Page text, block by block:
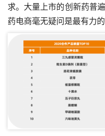
求。大量上市的创新药普
药电商毫无疑问是最有力的